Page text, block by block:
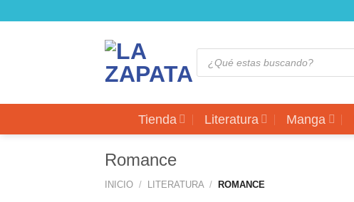
Búsqueda
productos
Tienda Literatura Manga
Romance
INICIO / LITERATURA / ROMANCE